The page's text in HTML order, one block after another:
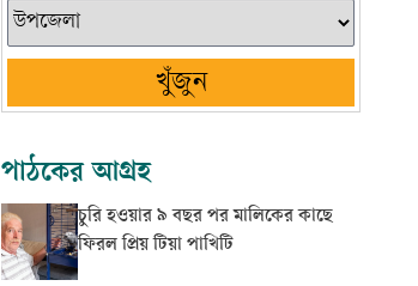
খুঁজুন
পাঠকের আগ্রহ
চুরি হওয়ার ৯ বছর পর মালিকের কাছে
ফিরল প্রিয় টিয়া পাখিটি